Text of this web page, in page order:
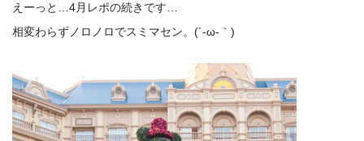
えーっと…4月レポの続きです…
相変わらずノロノロでスミマセン。(´-ω-｀)ゞ